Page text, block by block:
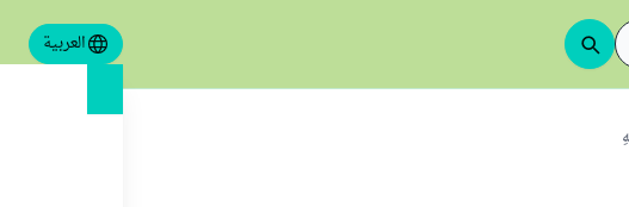
العربية